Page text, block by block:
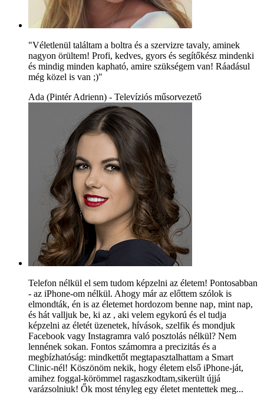
"Véletlenül találtam a boltra és a szervizre tavaly, aminek
nagyon örültem! Profi, kedves, gyors és segítőkész mindenki
és mindig minden kapható, amire szükségem van! Ráadásul
még közel is van ;)"
Ada (Pintér Adrienn) - Televíziós műsorvezető
Telefon nélkül el sem tudom képzelni az életem! Pontosabban
- az iPhone-om nélkül. Ahogy már az előttem szólok is
elmondták, én is az életemet hordozom benne nap, mint nap,
és hát valljuk be, ki az , aki velem egykorú és el tudja
képzelni az életét üzenetek, hívások, szelfik és mondjuk
Facebook vagy Instagramra való posztolás nélkül? Nem
lennének sokan. Fontos számomra a precizitás és a
megbízhatóság: mindkettőt megtapasztalhattam a Smart
Clinic-nél! Köszönöm nekik, hogy életem első iPhone-ját,
amihez foggal-körömmel ragaszkodtam,sikerült újjá
varázsolniuk! Ők most tényleg egy életet mentettek meg...